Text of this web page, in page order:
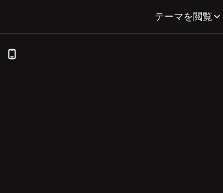
テーマを閲覧